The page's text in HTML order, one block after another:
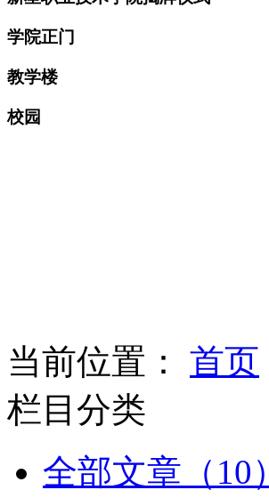
学院正门
教学楼
校园
当前位置： 首页
栏目分类
全部文章（10）